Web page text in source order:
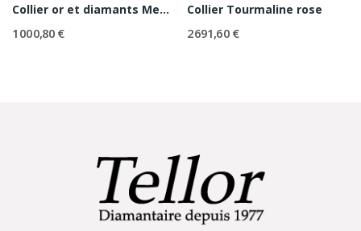
Collier or et diamants Medal
1 000,80 €
Collier Tourmaline rose
2 691,60 €